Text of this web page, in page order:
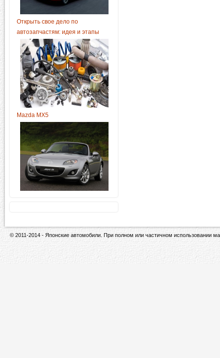
Открыть свое дело по
автозапчастям: идея и этапы
Mazda MX5
© 2011-2014 - Японские автомобили. При полном или частичном использовании